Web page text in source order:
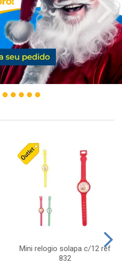
Mini relogio solapa c/12 ref
832